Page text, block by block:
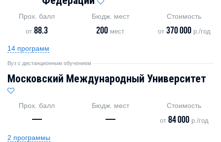
Прох. балл
от88.3
Бюдж. мест
200 мест
Стоимость
от 370 000р./год
14 программ
Вуз с дистанционным обучением
Московский Международный Университет
Прох. балл
—
Бюдж. мест
—
Стоимость
от 84 000р./год
2 программы